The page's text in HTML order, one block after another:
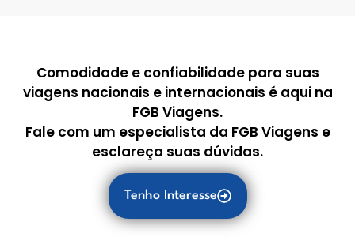
Comodidade e confiabilidade para suas
viagens nacionais e internacionais é aqui na
FGB Viagens.
Fale com um especialista da FGB Viagens e
esclareça suas dúvidas.
Tenho Interesse